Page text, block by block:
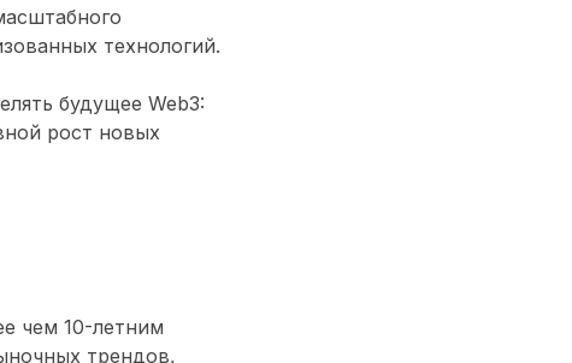
технологий.
будущее Web3:
рост новых
чем 10-летним
трендов,